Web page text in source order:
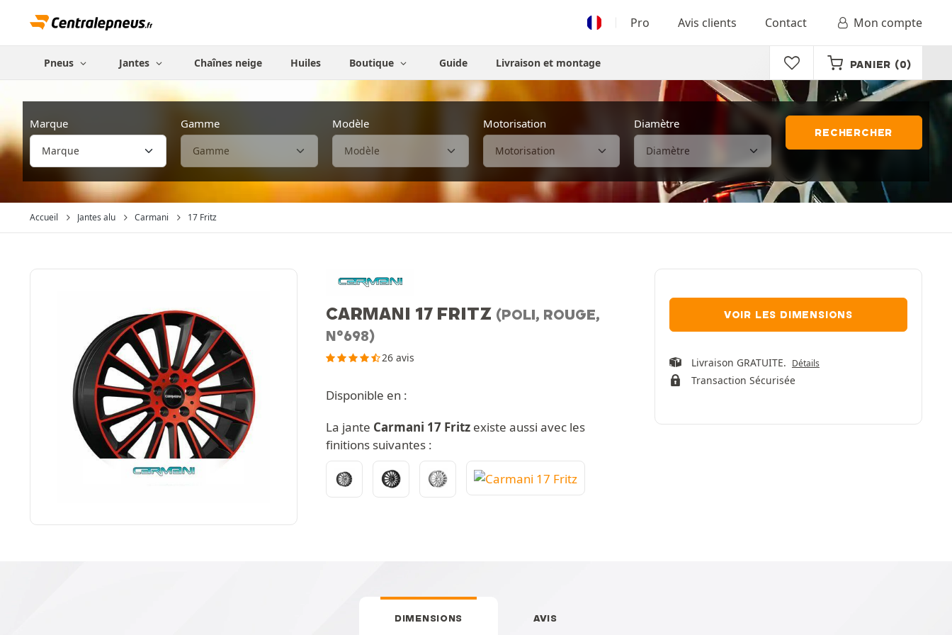
Pro Avis clients Contact Mon compte
Pneus Jantes Chaînes neige Huiles Boutique Guide Livraison et montage PANIER (0)
Marque Gamme Modèle Motorisation Diamètre
RECHERCHER
Accueil Jantes alu Carmani 17 Fritz
CARMANI 17 FRITZ (POLI, ROUGE,
N°698)
26 avis
Disponible en :
La jante Carmani 17 Fritz existe aussi avec les
finitions suivantes :
VOIR LES DIMENSIONS
Livraison GRATUITE. Détails
Transaction Sécurisée
DIMENSIONS AVIS